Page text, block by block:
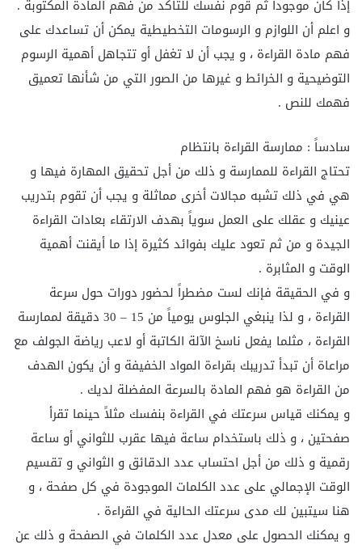
إذا كان موجوداً ثم قوم نفسك للتأكد من فهم المادة المكتوبة .
و اعلم أن اللوازم و الرسومات التخطيطية يمكن أن تساعدك على
فهم مادة القراءة ، و يجب أن لا تغفل أو تتجاهل أهمية الرسوم
التوضيحية و الخرائط و غيرها من الصور التي من شأنها تعميق
فهمك للنص .
سادساً : ممارسة القراءة بانتظام
تحتاج القراءة للممارسة و ذلك من أجل تحقيق المهارة فيها و
هي في ذلك تشبه مجالات أخرى مماثلة و يجب أن تقوم بتدريب
عينيك و عقلك على العمل سوياً بهدف الارتقاء بعادات القراءة
الجيدة و من ثم تعود عليك بفوائد كثيرة إذا ما أيقنت أهمية
الوقت و المثابرة .
و في الحقيقة فإنك لست مضطراً لحضور دورات حول سرعة
القراءة ، و لذا ينبغي الجلوس يومياً من 15 – 30 دقيقة لممارسة
القراءة ، مثلما يفعل ناسخ الآلة الكاتبة أو لاعب رياضة الجولف مع
مراعاة أن تبدأ تدريبك بقراءة المواد الخفيفة و أن يكون الهدف
من القراءة هو فهم المادة بالسرعة المفضلة لديك .
و يمكنك قياس سرعتك في القراءة بنفسك مثلاً حينما تقرأ
صفحتين ، و ذلك باستخدام ساعة فيها عقرب للثواني أو ساعة
رقمية و ذلك من أجل احتساب عدد الدقائق و الثواني و تقسيم
الوقت الإجمالي على عدد الكلمات الموجودة في كل صفحة ، و
هنا سيتبين لك مدى سرعتك الحالية في القراءة .
و يمكنك الحصول على معدل عدد الكلمات في الصفحة و ذلك عن